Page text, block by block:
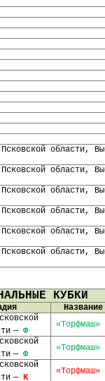
области,
области,
области,
области,
области,
области,
КУБКИ
— Ф
«Торфмаш»
— Ф
«Торфмаш»
— К
«Торфмаш»